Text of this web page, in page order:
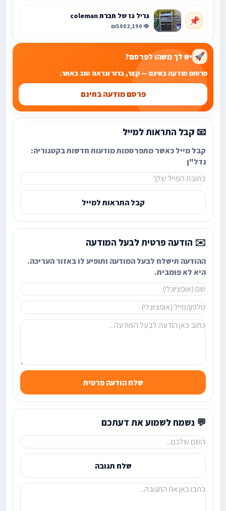
📌 גריל גז של חברת coleman
👁️ 2,190
₪500
🚀 יש לך משהו לפרסם?
פרסום מודעה בחינם — קצר, ברור ונראה טוב באתר.
פרסם מודעה בחינם
📧 קבל התראות למייל
קבל מייל כאשר מתפרסמות מודעות חדשות בקטגוריה:
נדל"ן
קבל התראות למייל
✉️ הודעה פרטית לבעל המודעה
ההודעה תישלח לבעל המודעה ותופיע לו באזור העריכה.
היא לא פומבית.
שלח הודעה פרטית
💬 נשמח לשמוע את דעתכם
שלח תגובה